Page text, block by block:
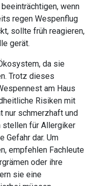
wenn
regen Wespenflug
sollte früh reagieren,
gerät.
da sie
Trotz dieses
am Haus
Risiken mit
nur schmerzhaft und
stellen für Allergiker
Gefahr dar. Um
empfehlen Fachleute
oder ihre
sie eine